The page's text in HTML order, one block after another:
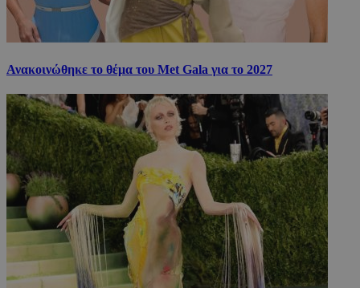
Ανακοινώθηκε το θέμα του Met Gala για το 2027